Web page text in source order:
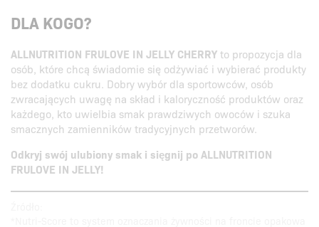
DLA KOGO?
ALLNUTRITION FRULOVE IN JELLY CHERRYto propozycja dla
osób, które chcą świadomie się odżywiać i wybierać produkty
bez dodatku cukru. Dobry wybór dla sportowców, osób
zwracających uwagę na skład i kaloryczność produktów oraz
każdego, kto uwielbia smak prawdziwych owoców i szuka
smacznych zamienników tradycyjnych przetworów.
Odkryj swój ulubiony smak i sięgnij po ALLNUTRITION
FRULOVE IN JELLY!